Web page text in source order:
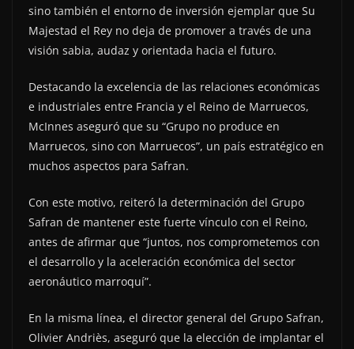
sino también el entorno de inversión ejemplar que Su
Majestad el Rey no deja de promover a través de una
visión sabia, audaz y orientada hacia el futuro.
Destacando la excelencia de las relaciones económicas
e industriales entre Francia y el Reino de Marruecos,
McInnes aseguró que su “Grupo no produce en
Marruecos, sino con Marruecos”, un país estratégico en
muchos aspectos para Safran.
Con este motivo, reiteró la determinación del Grupo
Safran de mantener este fuerte vínculo con el Reino,
antes de afirmar que “juntos, nos comprometemos con
el desarrollo y la aceleración económica del sector
aeronáutico marroquí”.
En la misma línea, el director general del Grupo Safran,
Olivier Andriès, aseguró que la elección de implantar el